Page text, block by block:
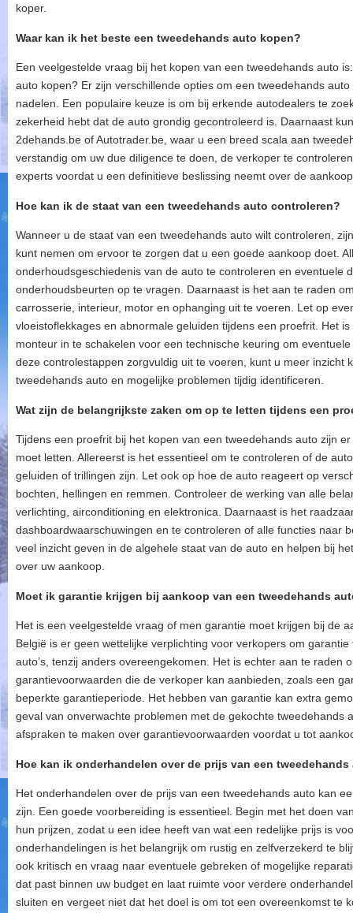
koper.
Waar kan ik het beste een tweedehands auto kopen?
Een veelgestelde vraag bij het kopen van een tweedehands auto
auto kopen? Er zijn verschillende opties om een tweedehands
nadelen. Een populaire keuze is om bij erkende autodealers te
zekerheid hebt dat de auto grondig gecontroleerd is. Daarnaast
2dehands.be of Autotrader.be, waar u een breed scala aan
verstandig om uw due diligence te doen, de verkoper te
experts voordat u een definitieve beslissing neemt over de
Hoe kan ik de staat van een tweedehands auto controleren?
Wanneer u de staat van een tweedehands auto wilt controleren,
kunt nemen om ervoor te zorgen dat u een goede aankoop doet.
onderhoudsgeschiedenis van de auto te controleren en eventuele
onderhoudsbeurten op te vragen. Daarnaast is het aan te raden
carrosserie, interieur, motor en ophanging uit te voeren. Let op
vloeistoflekkages en abnormale geluiden tijdens een proefrit. Het
monteur in te schakelen voor een technische keuring om
deze controlestappen zorgvuldig uit te voeren, kunt u meer inzicht
tweedehands auto en mogelijke problemen tijdig identificeren.
Wat zijn de belangrijkste zaken om op te letten tijdens een
Tijdens een proefrit bij het kopen van een tweedehands auto zijn
moet letten. Allereerst is het essentieel om te controleren of de
geluiden of trillingen zijn. Let ook op hoe de auto reageert op
bochten, hellingen en remmen. Controleer de werking van alle
verlichting, airconditioning en elektronica. Daarnaast is het
dashboardwaarschuwingen en te controleren of alle functies naar
veel inzicht geven in de algehele staat van de auto en helpen bij
over uw aankoop.
Moet ik garantie krijgen bij aankoop van een tweedehands
Het is een veelgestelde vraag of men garantie moet krijgen bij de
België is er geen wettelijke verplichting voor verkopers om
auto’s, tenzij anders overeengekomen. Het is echter aan te raden
garantievoorwaarden die de verkoper kan aanbieden, zoals een
beperkte garantieperiode. Het hebben van garantie kan extra
geval van onverwachte problemen met de gekochte tweedehands
afspraken te maken over garantievoorwaarden voordat u tot
Hoe kan ik onderhandelen over de prijs van een tweedehands
Het onderhandelen over de prijs van een tweedehands auto kan
zijn. Een goede voorbereiding is essentieel. Begin met het doen
hun prijzen, zodat u een idee heeft van wat een redelijke prijs is
onderhandelingen is het belangrijk om rustig en zelfverzekerd te
ook kritisch en vraag naar eventuele gebreken of mogelijke
dat past binnen uw budget en laat ruimte voor verdere
sluiten en vergeet niet dat het doel is om tot een overeenkomst te